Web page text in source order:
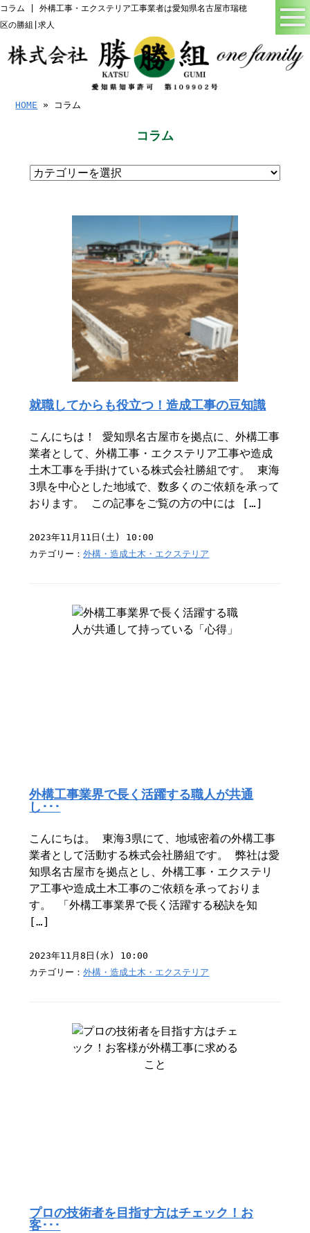
コラム | 外構工事・エクステリア工事業者は愛知県名古屋市瑞穂
区の勝組|求人
HOME » コラム
コラム
就職してからも役立つ！造成工事の豆知識
こんにちは！ 愛知県名古屋市を拠点に、外構工事
業者として、外構工事・エクステリア工事や造成
土木工事を手掛けている株式会社勝組です。 東海
3県を中心とした地域で、数多くのご依頼を承って
おります。 この記事をご覧の方の中には […]
2023年11月11日(土) 10:00
カテゴリー：外構・造成土木・エクステリア
外構工事業界で長く活躍する職人が共通
し･･･
こんにちは。 東海3県にて、地域密着の外構工事
業者として活動する株式会社勝組です。 弊社は愛
知県名古屋市を拠点とし、外構工事・エクステリ
ア工事や造成土木工事のご依頼を承っておりま
す。 「外構工事業界で長く活躍する秘訣を知
[…]
2023年11月8日(水) 10:00
カテゴリー：外構・造成土木・エクステリア
プロの技術者を目指す方はチェック！お
客･･･